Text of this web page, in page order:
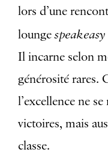
lors d’une
loungespeakeasy
Il incarne selon
générosité rares.
l’excellence ne
victoires, mais
classe.